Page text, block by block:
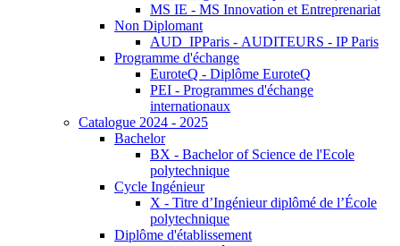
MS IE - MS Innovation et Entreprenariat
Non Diplomant
AUD_IPParis - AUDITEURS - IP Paris
Programme d'échange
EuroteQ - Diplôme EuroteQ
PEI - Programmes d'échange
internationaux
Catalogue 2024 - 2025
Bachelor
BX - Bachelor of Science de l'Ecole
polytechnique
Cycle Ingénieur
X - Titre d’Ingénieur diplômé de l’École
polytechnique
Diplôme d'établissement